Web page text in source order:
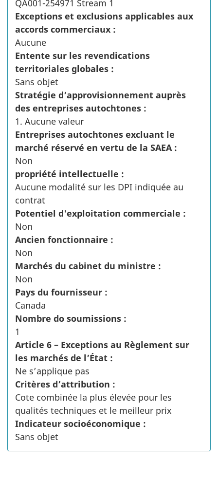
QA001-254971 Stream 1
Exceptions et exclusions applicables aux
accords commerciaux :
Aucune
Entente sur les revendications
territoriales globales :
Sans objet
Stratégie d’approvisionnement auprès
des entreprises autochtones :
1. Aucune valeur
Entreprises autochtones excluant le
marché réservé en vertu de la SAEA :
Non
propriété intellectuelle :
Aucune modalité sur les DPI indiquée au
contrat
Potentiel d'exploitation commerciale :
Non
Ancien fonctionnaire :
Non
Marchés du cabinet du ministre :
Non
Pays du fournisseur :
Canada
Nombre do soumissions :
1
Article 6 – Exceptions au Règlement sur
les marchés de l’État :
Ne s’applique pas
Critères d’attribution :
Cote combinée la plus élevée pour les
qualités techniques et le meilleur prix
Indicateur socioéconomique :
Sans objet